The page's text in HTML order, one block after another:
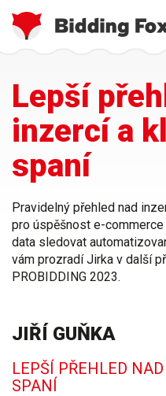
hlavnímu
obsahu
zde
Lepší
inzercí a
spaní
Pravidelný přehled nad
pro úspěšnost e-
data sledovat
vám prozradí Jirka v další
PROBIDDING 2023.
JIŘÍ GUŇKA
LEPŠÍ PŘEHLED
SPANÍ